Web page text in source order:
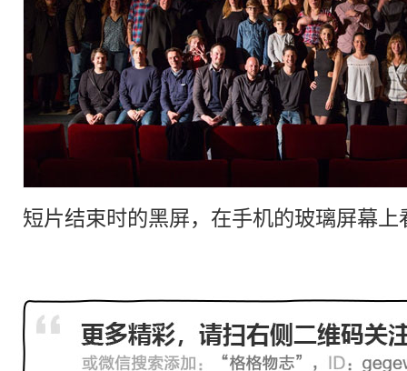
短片结束时的黑屏，在手机的玻璃屏幕上